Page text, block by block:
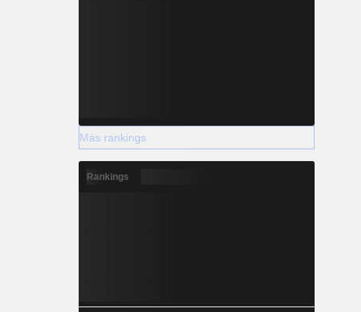
Más rankings
Rankings